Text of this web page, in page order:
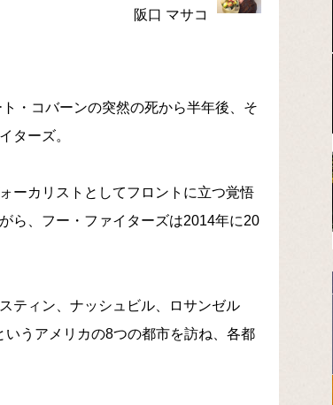
阪口 マサコ
・コバーンの突然の死から半年後、そ
ターズ。
ーカリストとしてフロントに立つ覚悟
ら、フー・ファイターズは2014年に20
ティン、ナッシュビル、ロサンゼル
うアメリカの8つの都市を訪ね、各都